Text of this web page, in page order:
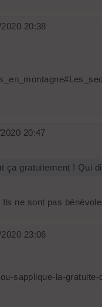
20:38
20:47
ça gratuitement ! Qui
ne sont pas
23:06
sapplique-la-